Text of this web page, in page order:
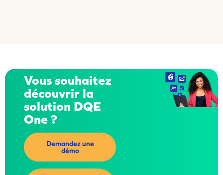
Vous souhaitez
découvrir la
solution DQE
One ?
Demandez une
démo